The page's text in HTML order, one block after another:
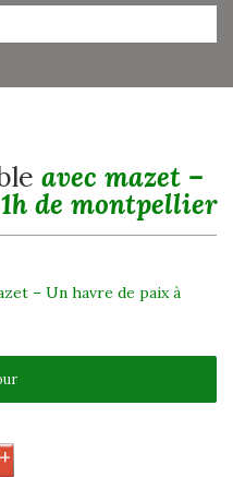
avec mazet –
de montpellier
– Un havre de paix à